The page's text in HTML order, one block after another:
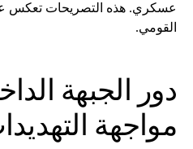
عسكري. هذه التصريحات تعكس
القومي.
دور الجبهة
مواجهة